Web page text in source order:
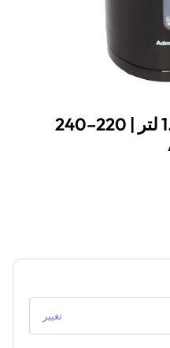
غلاية كهربائية أدميرال | 1.7 لتر | 220–240
تغيير